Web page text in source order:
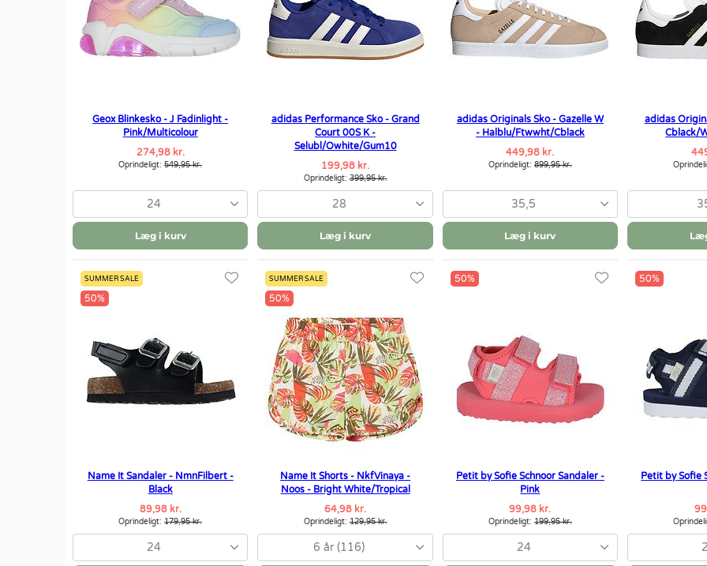
Geox Blinkesko - J Fadinlight -
Pink/Multicolour
274,98 kr.
Oprindeligt:549,95 kr.
24
Læg i kurv
adidas Performance Sko - Grand
Court 00S K -
Selubl/Owhite/Gum10
199,98 kr.
Oprindeligt:399,95 kr.
28
Læg i kurv
adidas Originals Sko - Gazelle W
- Halblu/Ftwwht/Cblack
449,98 kr.
Oprindeligt: 899,95 kr.
35,5
Læg i kurv
adidas
Cblack/
SUMMER SALE
50%
Name It Sandaler - NmnFilbert -
Black
89,98 kr.
Oprindeligt:179,95 kr.
24
SUMMER SALE
50%
Name It Shorts - NkfVinaya -
Noos - Bright White/Tropical
64,98 kr.
Oprindeligt:129,95 kr.
6 år (116)
50%
Petit by Sofie Schnoor Sandaler -
Pink
99,98 kr.
Oprindeligt: 199,95 kr.
24
50%
Petit by Sofie